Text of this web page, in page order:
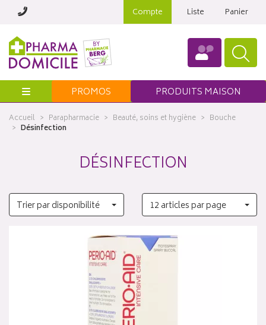
Compte Liste Panier
Menu PROMOS PRODUITS MAISON
Accueil Parapharmacie Beauté, soins et hygiène
Bouche
Désinfection
DÉSINFECTION
Trier par disponibilité 12 articles par page